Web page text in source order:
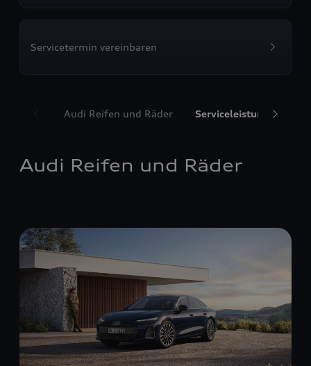
Servicetermin vereinbaren
Audi Reifen und Räder Serviceleistungen
Audi Reifen und Räder